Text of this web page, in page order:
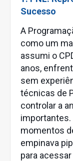
Sucesso
A
como um
assumi o
anos,
sem
técnicas de
controlar a
importantes.
momentos
empinava
para